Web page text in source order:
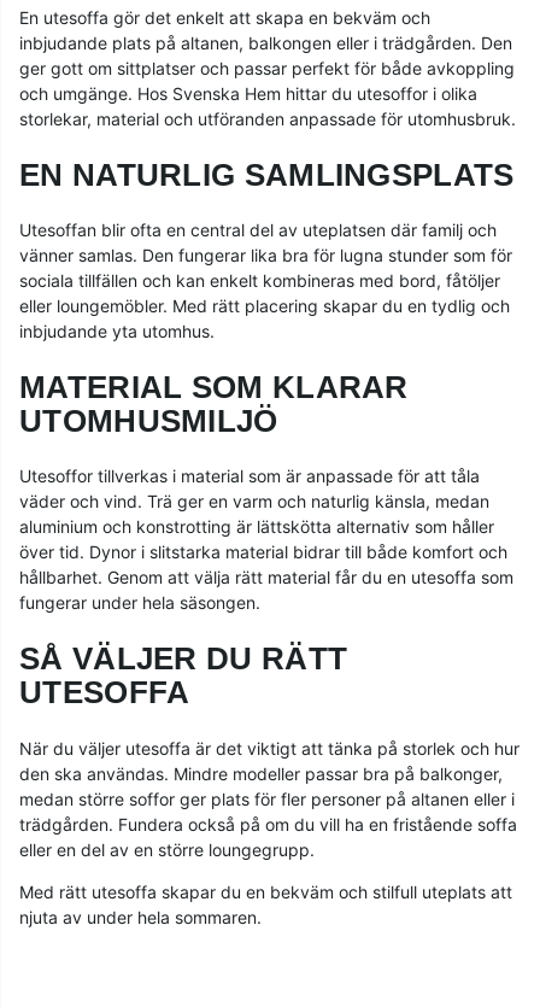
En utesoffa gör det enkelt att skapa en bekväm och
inbjudande plats på altanen, balkongen eller i trädgården. Den
ger gott om sittplatser och passar perfekt för både avkoppling
och umgänge. Hos Svenska Hem hittar du utesoffor i olika
storlekar, material och utföranden anpassade för utomhusbruk.
EN NATURLIG SAMLINGSPLATS
Utesoffan blir ofta en central del av uteplatsen där familj och
vänner samlas. Den fungerar lika bra för lugna stunder som för
sociala tillfällen och kan enkelt kombineras med bord, fåtöljer
eller loungemöbler. Med rätt placering skapar du en tydlig och
inbjudande yta utomhus.
MATERIAL SOM KLARAR
UTOMHUSMILJÖ
Utesoffor tillverkas i material som är anpassade för att tåla
väder och vind. Trä ger en varm och naturlig känsla, medan
aluminium och konstrotting är lättskötta alternativ som håller
över tid. Dynor i slitstarka material bidrar till både komfort och
hållbarhet. Genom att välja rätt material får du en utesoffa som
fungerar under hela säsongen.
SÅ VÄLJER DU RÄTT
UTESOFFA
När du väljer utesoffa är det viktigt att tänka på storlek och hur
den ska användas. Mindre modeller passar bra på balkonger,
medan större soffor ger plats för fler personer på altanen eller i
trädgården. Fundera också på om du vill ha en fristående soffa
eller en del av en större loungegrupp.
Med rätt utesoffa skapar du en bekväm och stilfull uteplats att
njuta av under hela sommaren.